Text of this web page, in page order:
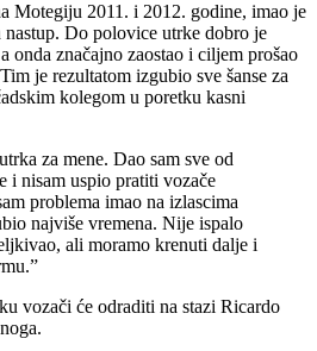
Motegiju 2011. i 2012. godine, imao je
Do polovice utrke dobro je
onda značajno zaostao i ciljem prošao
je rezultatom izgubio sve šanse za
kolegom u poretku kasni
za mene. Dao sam sve od
i nisam uspio pratiti vozače
problema imao na izlascima
najviše vremena. Nije ispalo
ali moramo krenuti dalje i
vozači će odraditi na stazi Ricardo